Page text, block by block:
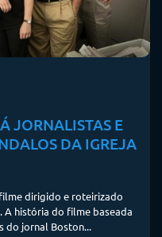
JORNALISTAS E
DA IGREJA
dirigido e roteirizado
A história do filme baseada
do jornal Boston...